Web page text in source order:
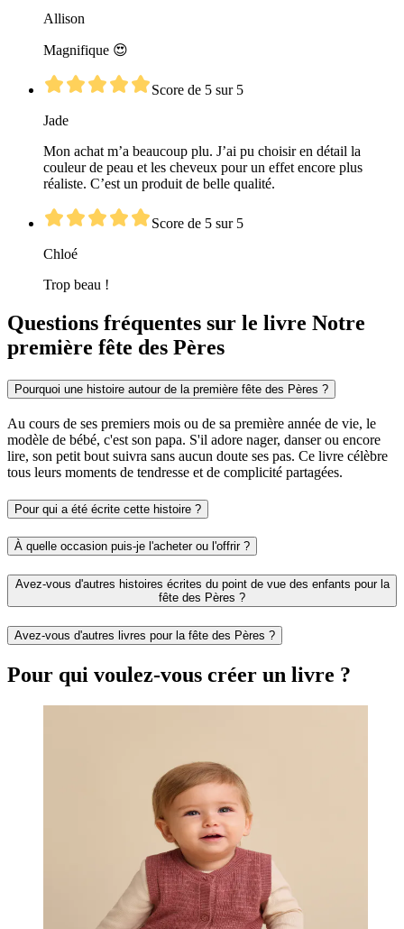
Allison
Magnifique 😍
Score de 5 sur 5
Jade
Mon achat m’a beaucoup plu. J’ai pu choisir en détail la
couleur de peau et les cheveux pour un effet encore plus
réaliste. C’est un produit de belle qualité.
Score de 5 sur 5
Chloé
Trop beau !
Questions fréquentes sur le livre Notre
première fête des Pères
Pourquoi une histoire autour de la première fête des Pères ?
Au cours de ses premiers mois ou de sa première année de vie, le
modèle de bébé, c'est son papa. S'il adore nager, danser ou encore
lire, son petit bout suivra sans aucun doute ses pas. Ce livre célèbre
tous leurs moments de tendresse et de complicité partagées.
Pour qui a été écrite cette histoire ?
À quelle occasion puis-je l'acheter ou l'offrir ?
Avez-vous d'autres histoires écrites du point de vue des enfants pour la
fête des Pères ?
Avez-vous d'autres livres pour la fête des Pères ?
Pour qui voulez-vous créer un livre ?